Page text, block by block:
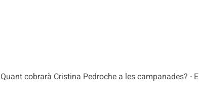
Quant cobrarà Cristina Pedroche a les campanades? -